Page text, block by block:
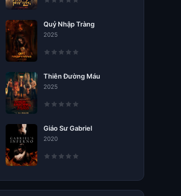
Quỷ Nhập Tràng
2025
Thiên Đường Máu
2025
Giáo Sư Gabriel
2020